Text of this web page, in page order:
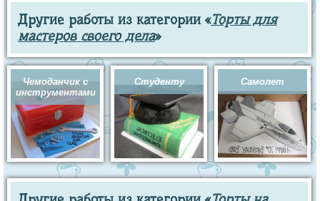
Другие работы из категории «Торты для
мастеров своего дела»
Чемоданчик с
инструментами
Студенту Самолет